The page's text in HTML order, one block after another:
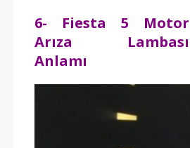
6- Fiesta 5 Motor
Arıza Lambası
Anlamı